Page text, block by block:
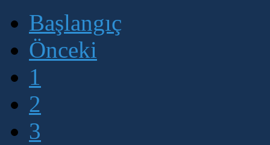
Başlangıç
Önceki
1
2
3